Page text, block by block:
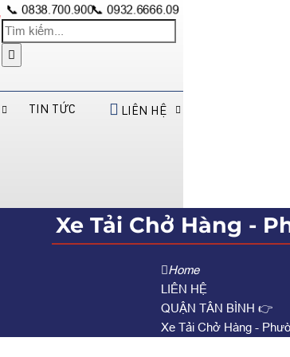
📞 0838.700.900📞 0932.6666.09
TIN TỨC LIÊN HỆ
Xe Tải Chở Hàng -
Home
LIÊN HỆ
QUẬN TÂN BÌNH 👉
Xe Tải Chở Hàng -